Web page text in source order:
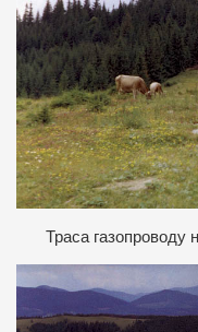
Траса газопроводу